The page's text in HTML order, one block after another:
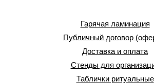
Гарячая ламинация
Публичный договор
Доставка и оплата
Стенды для
Таблички ритуальные